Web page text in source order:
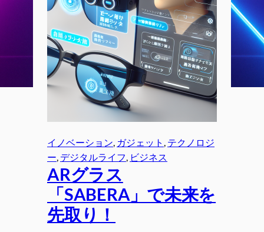
イノベーション, ガジェット , テクノロジ
ー, デジタルライフ, ビジネス
ARグラス
「SABERA」で未来を
先取り！